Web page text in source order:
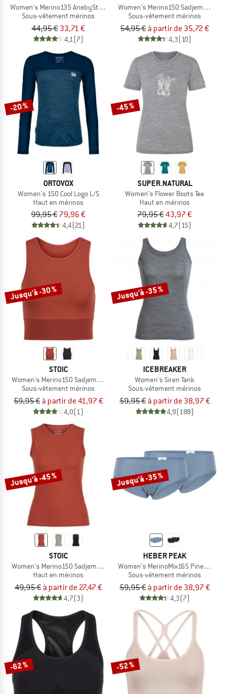
Women's Merino135 AnebySt. Tank
Sous-vêtement mérinos
44,95 € 33,71 €
4,1 (7)
Women's Merino150 SadjemSt. Bra
Sous-vêtement mérinos
54,95 € à partir de 35,72 €
4,3(10)
-20 %
ORTOVOX
Women's 150 Cool Logo L/S
Haut en mérinos
99,95 € 79,96 €
4,4(21)
-45 %
SUPER.NATURAL
Women's Flower Boots Tee
Haut en mérinos
79,95 €43,97 €
4,7(15)
Jusqu'à -30 %
STOIC
Women's Merino150 SadjemSt. Top
Sous-vêtement mérinos
59,95 € à partir de 41,97 €
4,0(1)
Jusqu'à -35 %
ICEBREAKER
Women's Siren Tank
Sous-vêtement mérinos
59,95 € à partir de 38,97 €
4,9(188)
Jusqu'à -45 %
STOIC
Women's Merino150 SadjemSt. Tank
Haut en mérinos
49,95 € à partir de 27,47 €
4,7(3)
Jusqu'à -35 %
HEBER PEAK
Women's MerinoMix165
Sous-vêtement mérinos
59,95 € à partir de 38,97 €
4,3(7)
-62 % -52 %